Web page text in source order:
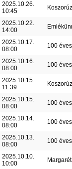
2025.10.26.
10:45
2025.10.22.
14:00
2025.10.17.
08:00
100
2025.10.16.
08:00
100
2025.10.15.
11:39
2025.10.15.
08:00
100
2025.10.14.
08:00
100
2025.10.13.
08:00
100
2025.10.10.
10:00